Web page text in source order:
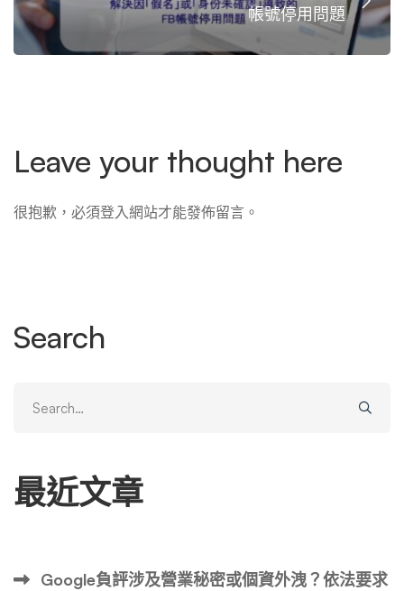
帳號停用問題
Leave your thought here
很抱歉，必須登入網站才能發佈留言。
Search
for:
最近文章
Google負評涉及營業秘密或個資外洩？依法要求